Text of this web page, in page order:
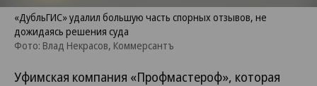
«ДубльГИС» удалил большую часть спорных отзывов, не
дожидаясь решения суда
Фото: Влад Некрасов, Коммерсантъ
Уфимская компания «Профмастероф», которая